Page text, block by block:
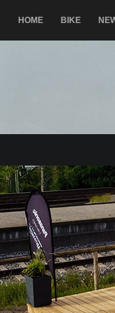
HOME BIKE